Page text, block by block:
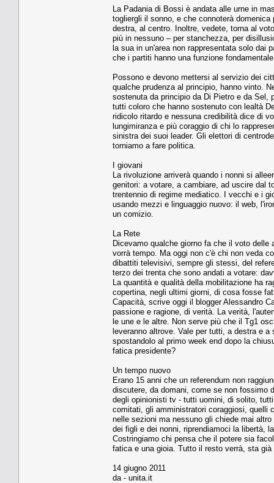
La Padania di Bossi è andata alle urne in
togliergli il sonno, e che connoterà
destra, al centro. Inoltre, vedete, torna al
più in nessuno – per stanchezza, per
la sua in un'area non rappresentata solo dai
che i partiti hanno una funzione
Possono e devono mettersi al servizio dei
qualche prudenza al principio, hanno vinto.
sostenuta da principio da Di Pietro e da Sel,
tutti coloro che hanno sostenuto con lealtà
ridicolo ritardo e nessuna credibilità dice di
lungimiranza e più coraggio di chi lo
sinistra dei suoi leader. Gli elettori di
torniamo a fare politica.
I giovani
La rivoluzione arriverà quando i nonni si
genitori: a votare, a cambiare, ad uscire dal
trentennio di regime mediatico. I vecchi e i
usando mezzi e linguaggio nuovo: il web,
un comizio.
La Rete
Dicevamo qualche giorno fa che il voto
vorrà tempo. Ma oggi non c'è chi non veda
dibattiti televisivi, sempre gli stessi, del
terzo dei trenta che sono andati a votare:
La quantità e qualità della mobilitazione ha
copertina, negli ultimi giorni, di cosa fosse
Capacità, scrive oggi il blogger Alessandro
passione e ragione, di verità. La verità,
le une e le altre. Non serve più che il Tg1
leveranno altrove. Vale per tutti, a destra e
spostandolo al primo week end dopo la
fatica presidente?
Un tempo nuovo
Erano 15 anni che un referendum non
discutere, da domani, come se non fossimo
degli opinionisti tv - tutti uomini, di solito,
comitati, gli amministratori coraggiosi, quelli
nelle sezioni ma nessuno gli chiede mai
dei figli e dei nonni, riprendiamoci la libertà,
Costringiamo chi pensa che il potere sia
fatica e una gioia. Tutto il resto verrà, sta
14 giugno 2011
da - unita.it